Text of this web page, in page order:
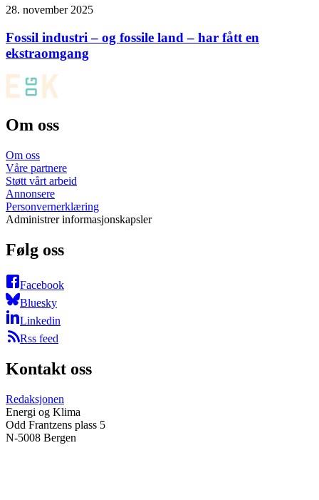
28. november 2025
Fossil industri – og fossile land – har fått en
ekstraomgang
Om oss
Om oss
Våre partnere
Støtt vårt arbeid
Annonsere
Personvernerklæring
Administrer informasjonskapsler
Følg oss
Facebook
Bluesky
Linkedin
Rss feed
Kontakt oss
Redaksjonen
Energi og Klima
Odd Frantzens plass 5
N-5008 Bergen